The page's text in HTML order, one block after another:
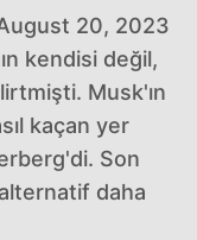
20, 2023
kendisi değil,
Musk'ın
kaçan yer
Son
daha